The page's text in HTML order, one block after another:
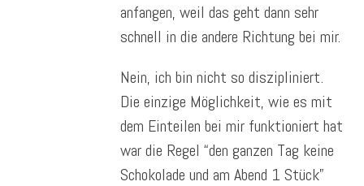
anfangen, weil das geht dann sehr
schnell in die andere Richtung bei mir.
Nein, ich bin nicht so diszipliniert.
Die einzige Möglichkeit, wie es mit
dem Einteilen bei mir funktioniert hat
war die Regel “den ganzen Tag keine
Schokolade und am Abend 1 Stück”